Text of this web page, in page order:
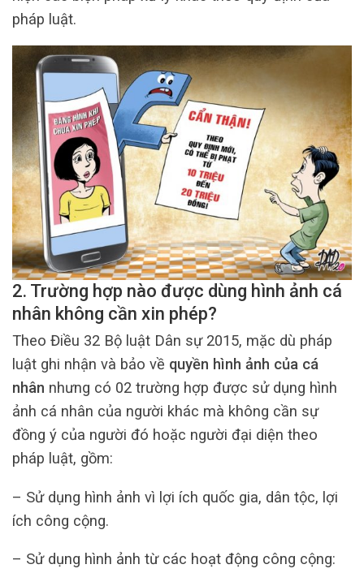
pháp luật.
2. Trường hợp nào được dùng hình ảnh cá
nhân không cần xin phép?
Theo Điều 32 Bộ luật Dân sự 2015, mặc dù pháp
luật ghi nhận và bảo về quyền hình ảnh của cá
nhân nhưng có 02 trường hợp được sử dụng hình
ảnh cá nhân của người khác mà không cần sự
đồng ý của người đó hoặc người đại diện theo
pháp luật, gồm:
– Sử dụng hình ảnh vì lợi ích quốc gia, dân tộc, lợi
ích công cộng.
– Sử dụng hình ảnh từ các hoạt động công cộng: